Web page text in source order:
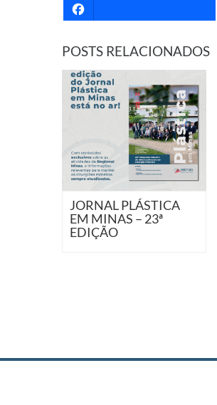
POSTS RELACIONADOS
JORNAL PLÁSTICA
EM MINAS – 23ª
EDIÇÃO